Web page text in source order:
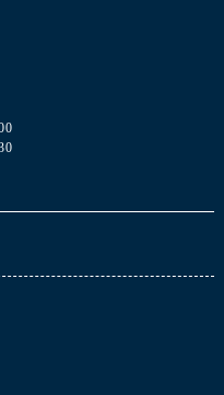
广东省潮州市潮安区新风路与潮汕路交汇处浪琴售后服务中心（需提前预约）
广东省广州市越秀区环市东路371-375号世界贸易中心大厦南塔15层1507室浪琴售后服务中心（需提前预约）